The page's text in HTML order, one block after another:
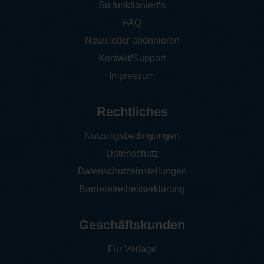
So funktioniert‘s
FAQ
Newsletter abonnieren
Kontakt/Support
Impressum
Rechtliches
Nutzungsbedingungen
Datenschutz
Datenschutzeinstellungen
Barrierefreiheitserklärung
Geschäftskunden
Für Verlage